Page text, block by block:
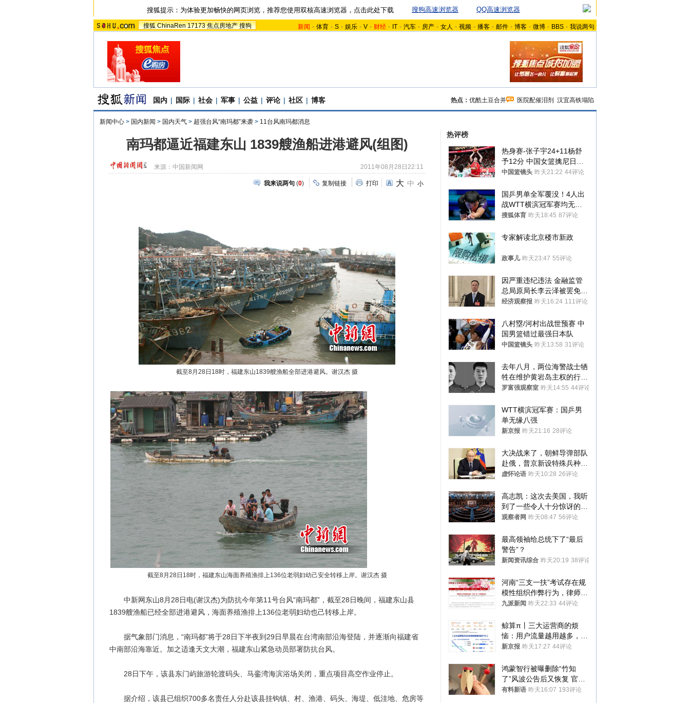
搜狐提示：为体验更加畅快的网页浏览，推荐您使用双核高速浏览器，点击此处下载 搜狗高速浏览器 QQ高速浏览器
搜狐 ChinaRen 17173 焦点房地产 搜狗 新闻 - 体育 - S - 娱乐 - V - 财经 - IT - 汽车 - 房产 - 女人 - 视频 - 播客 - 邮件 - 博客 - 微博 - BBS - 我说两句
国内 | 国际 | 社会 | 军事 | 公益 | 评论 | 社区 | 博客 热点： 优酷土豆合并 医院配催泪剂 汉宜高铁塌陷
新闻中心 > 国内新闻 > 国内天气 > 超强台风“南玛都”来袭 > 11台风南玛都消息
南玛都逼近福建东山 1839艘渔船进港避风(组图)
来源： 中国新闻网 2011年08月28日22:11
我来说两句 (0) 复制链接 打印 大 中 小
截至8月28日18时，福建东山1839艘渔船全部进港避风。谢汉杰 摄
截至8月28日18时，福建东山海面养殖渔排上136位老弱妇幼己安全转移上岸。谢汉杰 摄
中新网东山8月28日电(谢汉杰)为防抗今年第11号台风“南玛都”，截至28日晚间，福建东山县
1839艘渔船已经全部进港避风，海面养殖渔排上136位老弱妇幼也己转移上岸。
据气象部门消息，“南玛都”将于28日下半夜到29日早晨在台湾南部沿海登陆，并逐渐向福建省
中南部沿海靠近。加之适逢天文大潮，福建东山紧急动员部署防抗台风。
28日下午，该县东门屿旅游轮渡码头、马銮湾海滨浴场关闭，重点项目高空作业停止。
据介绍，该县已组织700多名责任人分赴该县挂钩镇、村、渔港、码头、海堤、低洼地、危房等
热评榜
热身赛-张子宇24+11杨舒
予12分 中国女篮擒尼日利
亚
中国篮镜头 昨天21:22 44评论
国乒男单全军覆没！4人出
战WTT横滨冠军赛均无缘
八强
搜狐体育 昨天18:45 87评论
专家解读北京楼市新政
政事儿 昨天23:47 55评论
因严重违纪违法 金融监管
总局原局长李云泽被罢免全
国人大代表
经济观察报 昨天16:24 111评论
八村塁/河村出战世预赛 中
国男篮错过最强日本队
中国篮镜头 昨天13:58 31评论
去年八月，两位海警战士牺
牲在维护黄岩岛主权的行动
中
罗富强观察室 昨天14:55 44评论
WTT横滨冠军赛：国乒男
单无缘八强
新京报 昨天21:16 28评论
大决战来了，朝鲜导弹部队
赴俄，普京新设特殊兵种，
76岁老将扛旗
虚怀论语 昨天10:28 26评论
高志凯：这次去美国，我听
到了一些令人十分惊讶的消
息
观察者网 昨天08:47 56评论
最高领袖给总统下了“最后
警告”？
新闻资讯综合 昨天20:19 38评论
河南“三支一扶”考试存在规
模性组织作弊行为，律师：
涉嫌非法获取国家秘密罪等
九派新闻 昨天22:33 44评论
鲸算π丨三大运营商的烦
恼：用户流量越用越多，收
入却越来越少
新京报 昨天17:27 44评论
鸿蒙智行被曝删除“竹知
了”风波公告后又恢复 官媒
曾力挺：劝华为要大度的，
有料新语 昨天16:07 193评论